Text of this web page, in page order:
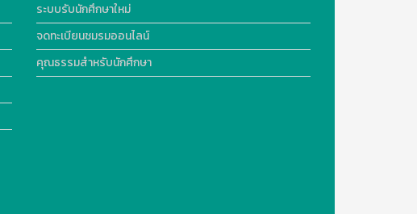
ระบบรับนักศึกษาใหม่
จดทะเบียนชมรมออนไลน์
คุณธรรมสำหรับนักศึกษา